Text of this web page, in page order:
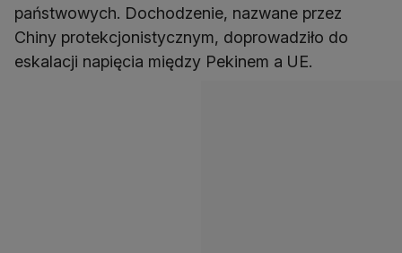
państwowych. Dochodzenie, nazwane przez
Chiny protekcjonistycznym, doprowadziło do
eskalacji napięcia między Pekinem a UE.